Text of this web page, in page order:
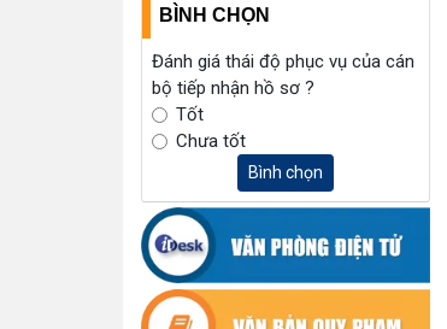
BÌNH CHỌN
Đánh giá thái độ phục vụ của cán
bộ tiếp nhận hồ sơ ?
Tốt
Chưa tốt
Bình chọn